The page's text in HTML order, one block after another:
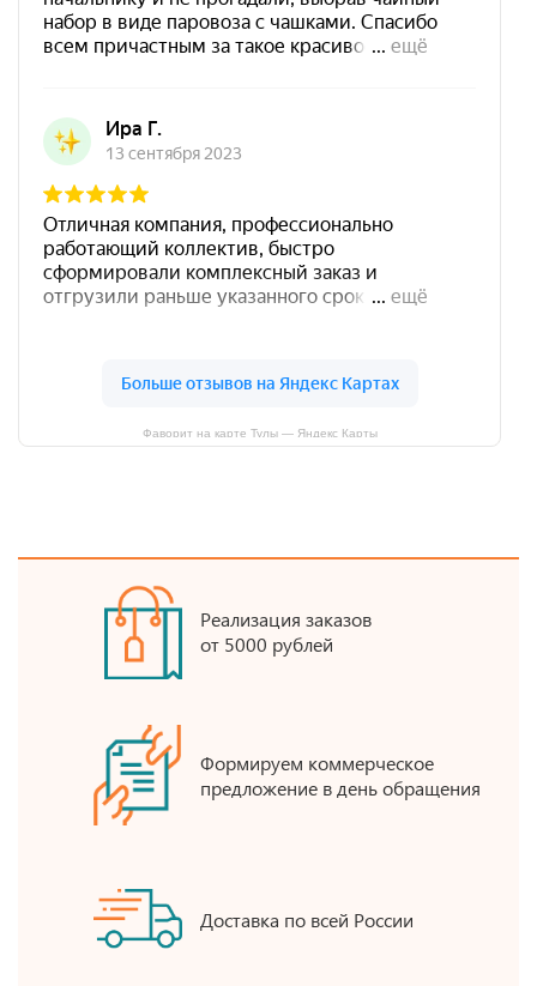
Фаворит на карте Тулы — Яндекс Карты
Реализация заказов
от 5000 рублей
Формируем коммерческое
предложение в день обращения
Доставка по всей России